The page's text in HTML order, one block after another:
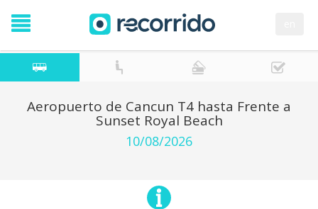
Aeropuerto de Cancun T4 hasta Frente a
Sunset Royal Beach
10/08/2026